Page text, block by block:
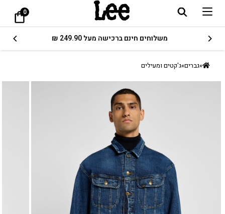
0
משלוחים חינם ברכישה מעל 249.90 ₪
»גברים»ג'קטים ומעילים